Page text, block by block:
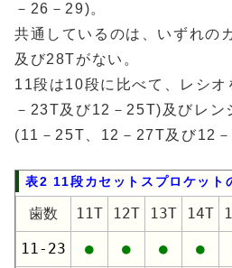
－26－29)。
共通しているのは、いずれの
及び28Tがない。
11段は10段に比べて、レシ
－23T及び12－25T)及びレン
(11－25T、12－27T及び12－
表2 11段カセットスプロケット
歯数 11T 12T 13T 14T
11-23 ● ● ● ●